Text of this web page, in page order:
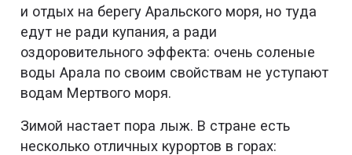
и отдых на берегу Аральского моря, но туда
едут не ради купания, а ради
оздоровительного эффекта: очень соленые
воды Арала по своим свойствам не уступают
водам Мертвого моря.
Зимой настает пора лыж. В стране есть
несколько отличных курортов в горах: